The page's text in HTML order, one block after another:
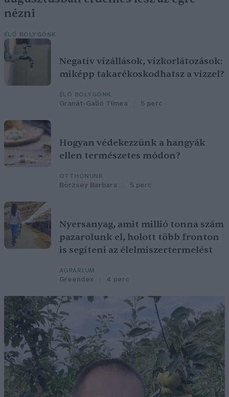
nézni
ÉLŐ BOLYGÓNK
Negatív vízállások, vízkorlátozások:
miképp takarékoskodhatsz a vízzel?
ÉLŐ BOLYGÓNK
Granát-Galló Tímea 5 perc
Hogyan védekezzünk a hangyák
ellen természetes módon?
OTTHONUNK
Börzsey Barbara 5 perc
Nyersanyag, amit millió tonna szám
pazarolunk el, holott több fronton
is segíteni az élelmiszertermelést
AGRÁRIUM
Greendex 4 perc